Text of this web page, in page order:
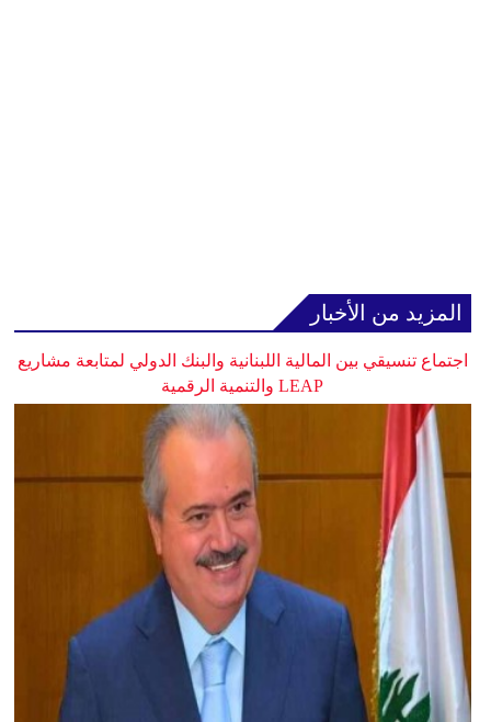
المزيد من الأخبار
اجتماع تنسيقي بين المالية اللبنانية والبنك الدولي لمتابعة مشاريع
LEAP والتنمية الرقمية